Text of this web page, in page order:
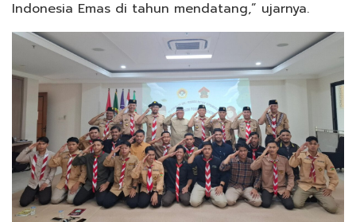
Indonesia Emas di tahun mendatang,” ujarnya.